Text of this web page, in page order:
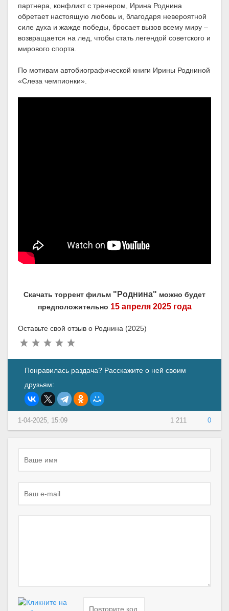
партнера, конфликт с тренером, Ирина Роднина
обретает настоящую любовь и, благодаря невероятной
силе духа и жажде победы, бросает вызов всему миру –
возвращается на лед, чтобы стать легендой советского и
мирового спорта.
По мотивам автобиографической книги Ирины Родниной
«Слеза чемпионки».
Скачать торрент фильм "Роднина" можно будет
предположительно 15 апреля 2025 года
Оставьте свой отзыв о Роднина (2025)
Понравилась раздача? Расскажите о ней своим
друзьям:
1 211 0
1-04-2025, 15:09